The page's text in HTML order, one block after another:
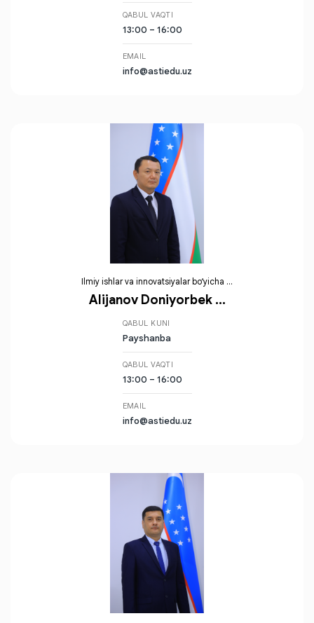
QABUL VAQTI
13:00 – 16:00
EMAIL
info@astiedu.uz
Ilmiy ishlar va innovatsiyalar boʻyicha ...
Alijanov Doniyorbek ...
QABUL KUNI
Payshanba
QABUL VAQTI
13:00 – 16:00
EMAIL
info@astiedu.uz